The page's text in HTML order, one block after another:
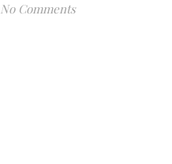
No Comments